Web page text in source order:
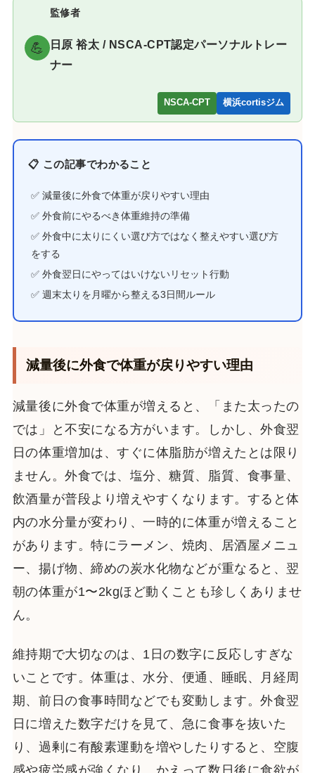
💪
監修者
日原 裕太 / NSCA-CPT認定パーソナルトレー
ナー
NSCA-CPT 横浜cortisジム
📋 この記事でわかること
✅ 減量後に外食で体重が戻りやすい理由
✅ 外食前にやるべき体重維持の準備
✅ 外食中に太りにくい選び方ではなく整えやすい選び方
をする
✅ 外食翌日にやってはいけないリセット行動
✅ 週末太りを月曜から整える3日間ルール
減量後に外食で体重が戻りやすい理由
減量後に外食で体重が増えると、「また太ったの
では」と不安になる方がいます。しかし、外食翌
日の体重増加は、すぐに体脂肪が増えたとは限り
ません。外食では、塩分、糖質、脂質、食事量、
飲酒量が普段より増えやすくなります。すると体
内の水分量が変わり、一時的に体重が増えること
があります。特にラーメン、焼肉、居酒屋メニュ
ー、揚げ物、締めの炭水化物などが重なると、翌
朝の体重が1〜2kgほど動くことも珍しくありませ
ん。
維持期で大切なのは、1日の数字に反応しすぎな
いことです。体重は、水分、便通、睡眠、月経周
期、前日の食事時間などでも変動します。外食翌
日に増えた数字だけを見て、急に食事を抜いた
り、過剰に有酸素運動を増やしたりすると、空腹